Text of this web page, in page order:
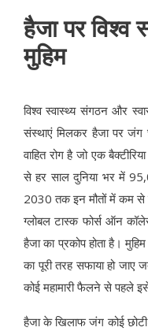
हैजा पर विश्व
मुहिम
विश्व स्वास्थ्य संगठन और
संस्थाएं मिलकर हैजा पर
वाहित रोग है जो एक
से हर साल दुनिया भर में
2030 तक इन मौतों में कम से
ग्लोबल टास्क फोर्स ऑन
हैजा का प्रकोप होता है।
का पूरी तरह सफाया हो
कोई महामारी फैलने से पहले
हैजा के खिलाफ जंग कोई